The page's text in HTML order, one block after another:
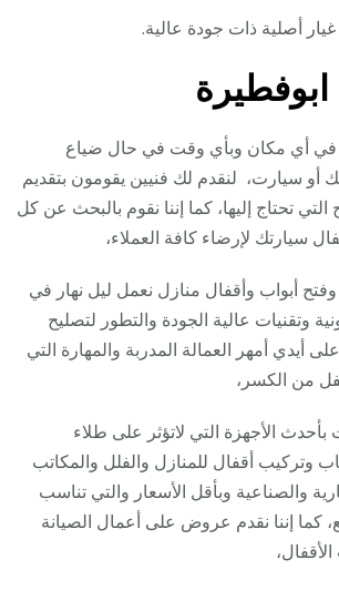
أصلية ذات جودة عالية.
في أي مكان وبأي وقت في حال ضياع
أو سيارت، لنقدم لك فنيين يقومون بتقديم
تحتاج إليها، كما إننا نقوم بالبحث عن كل
سيارتك لإرضاء كافة العملاء،
أبواب وأقفال منازل نعمل ليل نهار في
وتقنيات عالية الجودة والتطور لتصليح
أيدي أمهر العمالة المدربة والمهارة التي
من الكسر،
الأجهزة التي لاتؤثر على طلاء
وتركيب أقفال للمنازل والفلل والمكاتب
والصناعية وبأقل الأسعار والتي تناسب
كما إننا نقدم عروض على أعمال الصيانة